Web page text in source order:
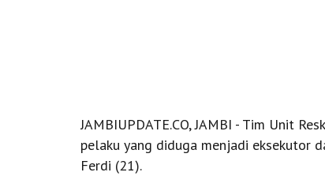
JAMBIUPDATE.CO, JAMBI - Tim Unit
pelaku yang diduga menjadi eksekutor
Ferdi (21).